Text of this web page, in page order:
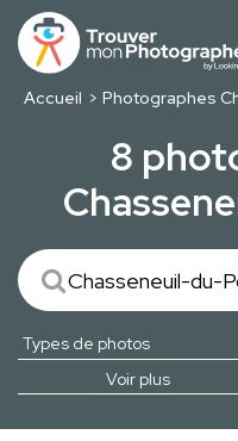
Accueil Photographes
8
Voir plus